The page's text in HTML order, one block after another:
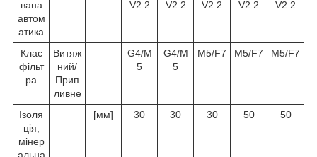
вана
автом
атика
V2.2
V2.2
V2.2
V2.2
V2.2
Клас
фільт
ра
Витяж
ний/
Прип
ливне
G4/M
5
G4/M
5
M5/F7 M5/F7 M5/F7
Ізоля
ція,
мінер
альна
[мм] 30 30 30 50 50